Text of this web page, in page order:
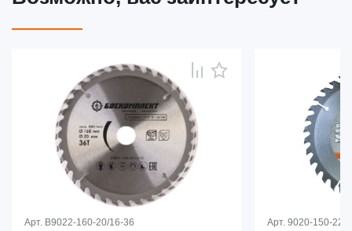
Арт. B9022-160-20/16-36 Арт. 9020-150-22/